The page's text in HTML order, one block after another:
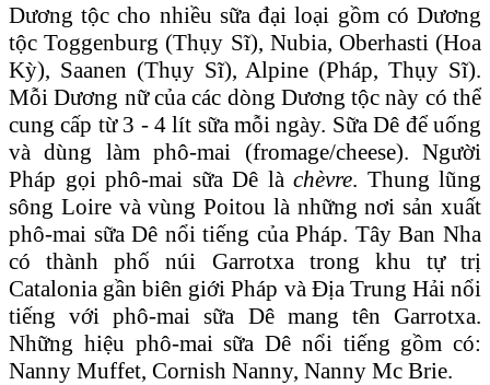
Dương tộc cho nhiều sữa đại loại gồm có Dương
tộc Toggenburg (Thụy Sĩ), Nubia, Oberhasti (Hoa
Kỳ), Saanen (Thụy Sĩ), Alpine (Pháp, Thụy Sĩ).
Mỗi Dương nữ của các dòng Dương tộc này có thể
cung cấp từ 3 - 4 lít sữa mỗi ngày. Sữa Dê để uống
và dùng làm phô-mai (fromage/cheese). Người
Pháp gọi phô-mai sữa Dê là chèvre. Thung lũng
sông Loire và vùng Poitou là những nơi sản xuất
phô-mai sữa Dê nổi tiếng của Pháp. Tây Ban Nha
có thành phố núi Garrotxa trong khu tự trị
Catalonia gần biên giới Pháp và Ɖịa Trung Hải nổi
tiếng với phô-mai sữa Dê mang tên Garrotxa.
Những hiệu phô-mai sữa Dê nổi tiếng gồm có:
Nanny Muffet, Cornish Nanny, Nanny Mc Brie.